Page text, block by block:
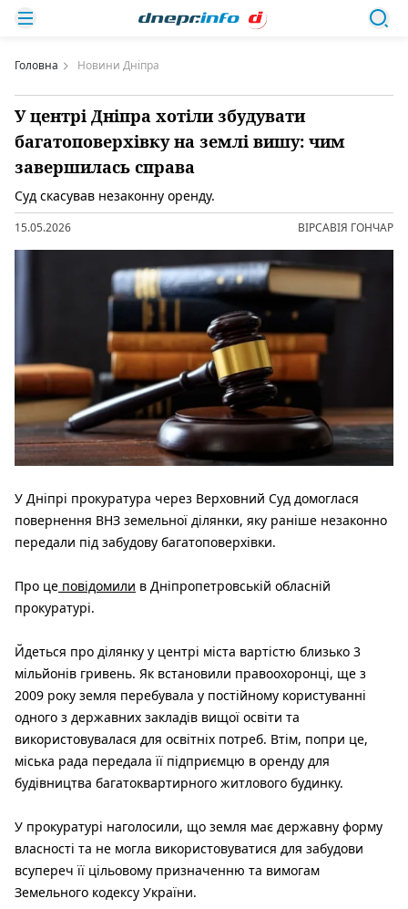
Головна Новини Дніпра
У центрі Дніпра хотіли збудувати
багатоповерхівку на землі вишу: чим
завершилась справа
Суд скасував незаконну оренду.
15.05.2026 ВІРСАВІЯ ГОНЧАР
У Дніпрі прокуратура через Верховний Суд домоглася
повернення ВНЗ земельної ділянки, яку раніше незаконно
передали під забудову багатоповерхівки.
Про це повідомили в Дніпропетровській обласній
прокуратурі.
Йдеться про ділянку у центрі міста вартістю близько 3
мільйонів гривень. Як встановили правоохоронці, ще з
2009 року земля перебувала у постійному користуванні
одного з державних закладів вищої освіти та
використовувалася для освітніх потреб. Втім, попри це,
міська рада передала її підприємцю в оренду для
будівництва багатоквартирного житлового будинку.
У прокуратурі наголосили, що земля має державну форму
власності та не могла використовуватися для забудови
всупереч її цільовому призначенню та вимогам
Земельного кодексу України.